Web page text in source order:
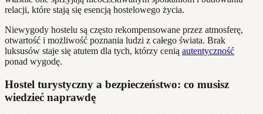
relacji, które stają się esencją hostelowego życia.
Niewygody hostelu są często rekompensowane przez atmosferę,
otwartość i możliwość poznania ludzi z całego świata. Brak
luksusów staje się atutem dla tych, którzy cenią autentyczność
ponad wygodę.
Hostel turystyczny a bezpieczeństwo: co musisz
wiedzieć naprawdę